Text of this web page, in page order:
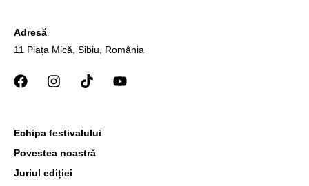
Adresă
11 Piața Mică, Sibiu, România
Echipa festivalului
Povestea noastră
Juriul ediției